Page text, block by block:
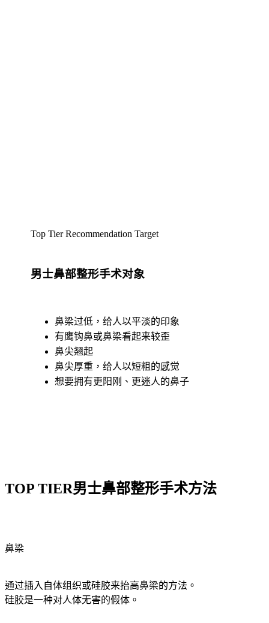
Top Tier Recommendation Target
男士鼻部整形手术对象
鼻梁过低，给人以平淡的印象
有鹰钩鼻或鼻梁看起来较歪
鼻尖翘起
鼻尖厚重，给人以短粗的感觉
想要拥有更阳刚、更迷人的鼻子
TOP TIER男士鼻部整形手术方法
鼻梁
通过插入自体组织或硅胶来抬高鼻梁的方法。
硅胶是一种对人体无害的假体。